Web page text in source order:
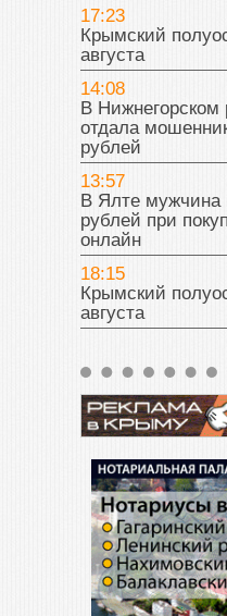
17:23
Крымский
августа
14:08
В Нижнегорском
отдала
рублей
13:57
В Ялте мужчина
рублей при
онлайн
18:15
Крымский
августа